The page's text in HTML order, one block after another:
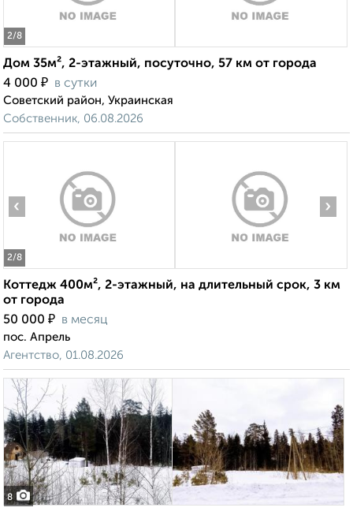
2/8
Дом 35м², 2-этажный, посуточно, 57 км от города
4 000 ₽ в сутки
Советский район, Украинская
Собственник, 06.08.2026
2/8
‹ ›
Коттедж 400м², 2-этажный, на длительный срок, 3 км
от города
50 000 ₽ в месяц
пос. Апрель
Агентство, 01.08.2026
8